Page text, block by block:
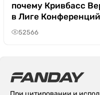
почему Кривбасс
в Лиге Конференций
52566